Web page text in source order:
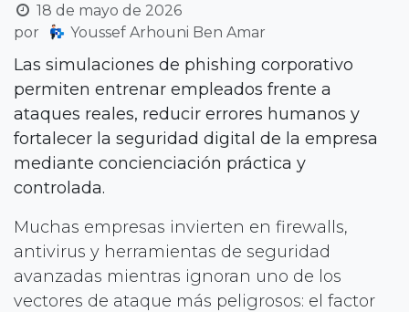
18 de mayo de 2026
por
Youssef Arhouni Ben Amar
Las simulaciones de phishing corporativo
permiten entrenar empleados frente a
ataques reales, reducir errores humanos y
fortalecer la seguridad digital de la empresa
mediante concienciación práctica y
controlada.
Muchas empresas invierten en firewalls,
antivirus y herramientas de seguridad
avanzadas mientras ignoran uno de los
vectores de ataque más peligrosos: el factor